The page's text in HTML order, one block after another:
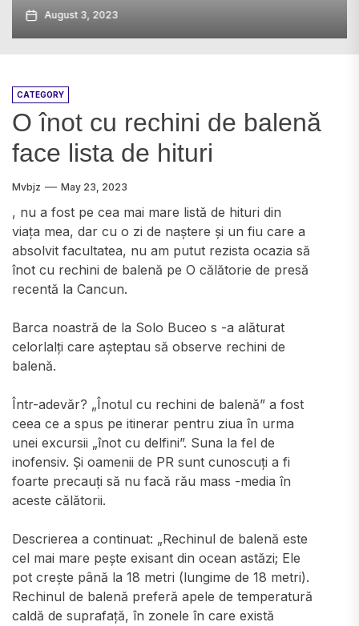
August 3, 2023
CATEGORY
O înot cu rechini de balenă
face lista de hituri
Mvbjz May 23, 2023
, nu a fost pe cea mai mare listă de hituri din
viața mea, dar cu o zi de naștere și un fiu care a
absolvit facultatea, nu am putut rezista ocazia să
înot cu rechini de balenă pe O călătorie de presă
recentă la Cancun.
Barca noastră de la Solo Buceo s -a alăturat
celorlalți care așteptau să observe rechini de
balenă.
Într-adevăr? „Înotul cu rechini de balenă” a fost
ceea ce a spus pe itinerar pentru ziua în urma
unei excursii „înot cu delfini”. Suna la fel de
inofensiv. Și oamenii de PR sunt cunoscuți a fi
foarte precauți să nu facă rău mass -media în
aceste călătorii.
Descrierea a continuat: „Rechinul de balenă este
cel mai mare pește exisant din ocean astăzi; Ele
pot crește până la 18 metri (lungime de 18 metri).
Rechinul de balenă preferă apele de temperatură
caldă de suprafață, în zonele în care există